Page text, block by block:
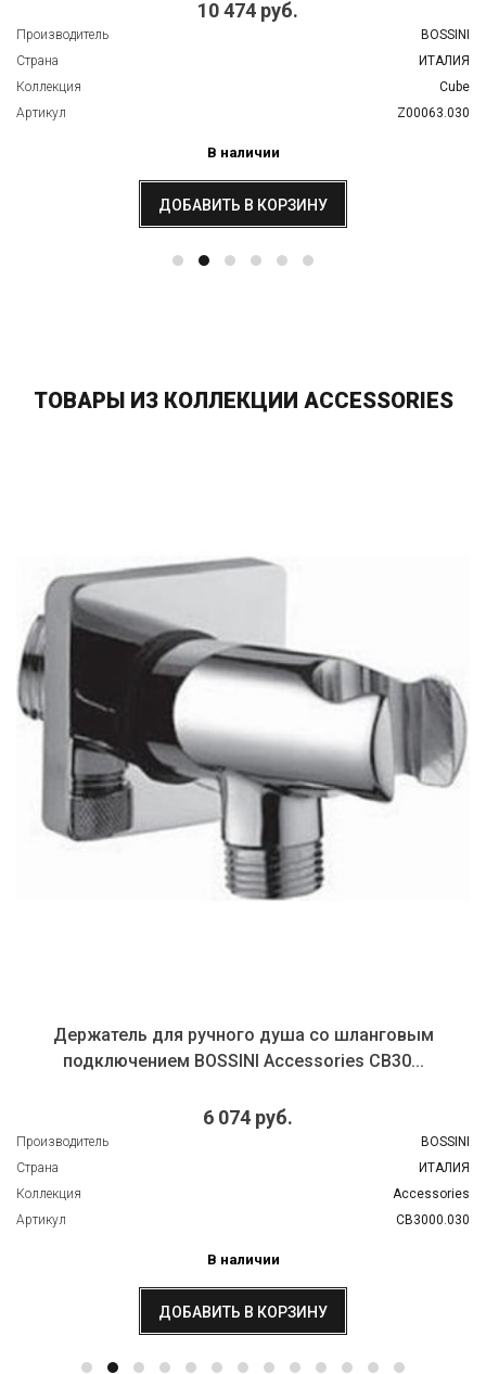
10 474 руб.
Производитель
BOSSINI
Страна
ИТАЛИЯ
Коллекция
Cube
Артикул
Z00063.030
В наличии
ДОБАВИТЬ В КОРЗИНУ
ТОВАРЫ ИЗ КОЛЛЕКЦИИ ACCESSORIES
Держатель для ручного душа cо шланговым
подключением BOSSINI Accessories CB30...
6 074 руб.
Производитель
BOSSINI
Страна
ИТАЛИЯ
Коллекция
Accessories
Артикул
CB3000.030
В наличии
ДОБАВИТЬ В КОРЗИНУ